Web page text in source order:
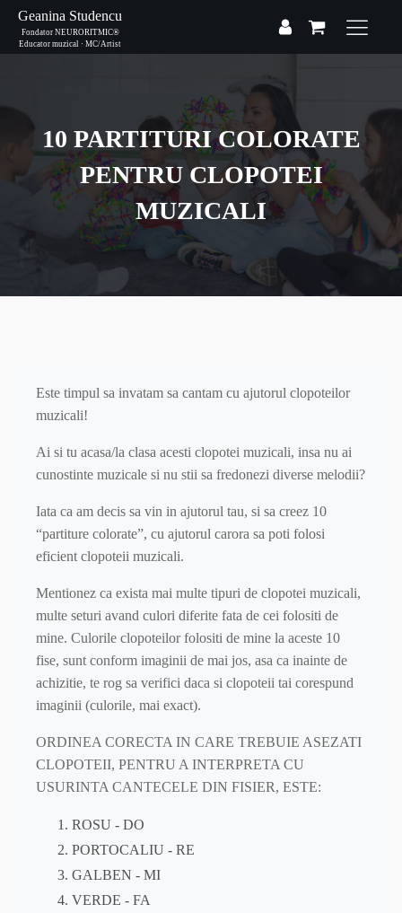
Geanina Studencu
Fondator NEURORITMIC®
Educator muzical · MC/Artist
10 PARTITURI COLORATE
PENTRU CLOPOTEI
MUZICALI
Este timpul sa invatam sa cantam cu ajutorul clopoteilor
muzicali!
Ai si tu acasa/la clasa acesti clopotei muzicali, insa nu ai
cunostinte muzicale si nu stii sa fredonezi diverse melodii?
Iata ca am decis sa vin in ajutorul tau, si sa creez 10
“partiture colorate”, cu ajutorul carora sa poti folosi
eficient clopoteii muzicali.
Mentionez ca exista mai multe tipuri de clopotei muzicali,
multe seturi avand culori diferite fata de cei folositi de
mine. Culorile clopoteilor folositi de mine la aceste 10
fise, sunt conform imaginii de mai jos, asa ca inainte de
achizitie, te rog sa verifici daca si clopoteii tai corespund
imaginii (culorile, mai exact).
ORDINEA CORECTA IN CARE TREBUIE ASEZATI
CLOPOTEII, PENTRU A INTERPRETA CU
USURINTA CANTECELE DIN FISIER, ESTE:
ROSU - DO
PORTOCALIU - RE
GALBEN - MI
VERDE - FA